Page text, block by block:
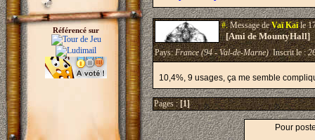
Référencé sur #.Message deVaï Kaïle
[Ami de MountyHall]
Pays:France (94 - Val-de-Marne)Inscrit le :
10,4%, 9 usages, ça me semble
Pages :[1]
Pour